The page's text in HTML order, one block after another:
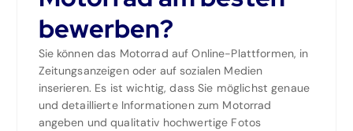
bewerben?
Sie können das Motorrad auf Online-Plattformen, in
Zeitungsanzeigen oder auf sozialen Medien
inserieren. Es ist wichtig, dass Sie möglichst genaue
und detaillierte Informationen zum Motorrad
angeben und qualitativ hochwertige Fotos